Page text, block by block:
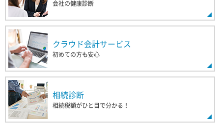
会社の健康診断
クラウド会計サービス
初めての方も安心
相続診断
相続税額がひと目で分かる！